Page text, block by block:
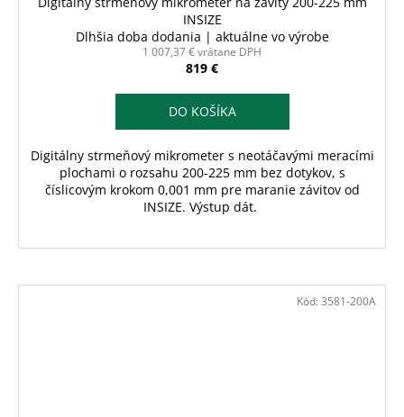
INSIZE
Dlhšia doba dodania | aktuálne vo výrobe
1 007,37 € vrátane DPH
819 €
DO KOŠÍKA
Digitálny strmeňový mikrometer s neotáčavými meracími
plochami o rozsahu 200-225 mm bez dotykov, s
číslicovým krokom 0,001 mm pre maranie závitov od
INSIZE. Výstup dát.
Kód: 3581-200A